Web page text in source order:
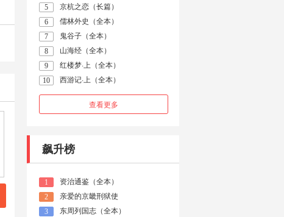
5 京杭之恋（长篇）
6 儒林外史（全本）
7 鬼谷子（全本）
8 山海经（全本）
9 红楼梦·上（全本）
10 西游记·上（全本）
查看更多
飙升榜
1 资治通鉴（全本）
2 亲爱的京畿刑狱使
3 东周列国志（全本）